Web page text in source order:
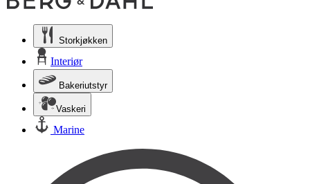
Storkjøkken
Interiør
Bakeriutstyr
Vaskeri
Marine